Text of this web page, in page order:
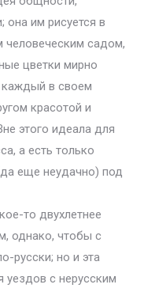
она им рисуется в
человеческим садом,
цветки мирно
каждый в своем
красотой и
этого идеала для
а есть только
еще неудачно) под
то двухлетнее
однако, чтобы с
русски; но и эта
уездов с нерусским